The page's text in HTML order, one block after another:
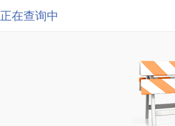
正在查询中